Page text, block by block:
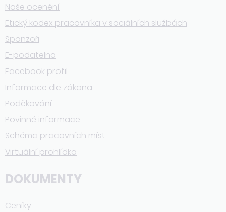
Naše ocenění
Etický kodex pracovníka v sociálních službách
Sponzoři
E-podatelna
Facebook profil
Informace dle zákona
Poděkování
Povinné informace
Schéma pracovních míst
Virtuální prohlídka
DOKUMENTY
Ceníky